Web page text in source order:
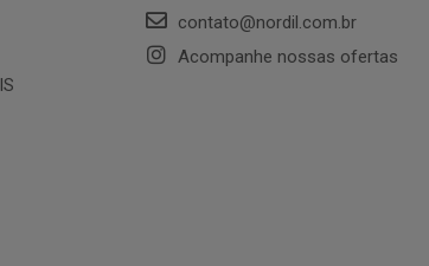
contato@nordil.com.br
Acompanhe nossas ofertas